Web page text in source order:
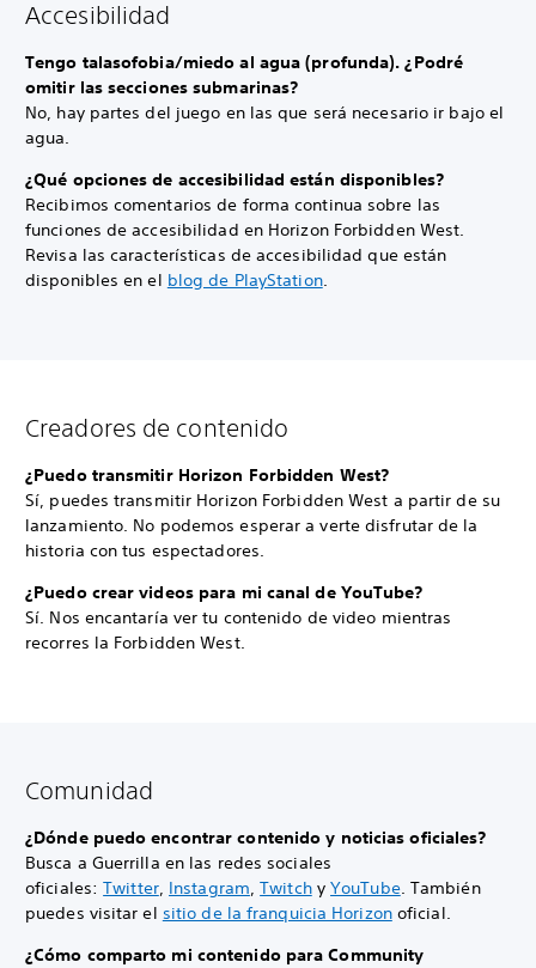
Accesibilidad
Tengo talasofobia/miedo al agua (profunda). ¿Podré
omitir las secciones submarinas?
No, hay partes del juego en las que será necesario ir bajo el
agua.
¿Qué opciones de accesibilidad están disponibles?
Recibimos comentarios de forma continua sobre las
funciones de accesibilidad en Horizon Forbidden West.
Revisa las características de accesibilidad que están
disponibles en el blog de PlayStation.
Creadores de contenido
¿Puedo transmitir Horizon Forbidden West?
Sí, puedes transmitir Horizon Forbidden West a partir de su
lanzamiento. No podemos esperar a verte disfrutar de la
historia con tus espectadores.
¿Puedo crear videos para mi canal de YouTube?
Sí. Nos encantaría ver tu contenido de video mientras
recorres la Forbidden West.
Comunidad
¿Dónde puedo encontrar contenido y noticias oficiales?
Busca a Guerrilla en las redes sociales
oficiales:Twitter, Instagram,TwitchyYouTube. También
puedes visitar el sitio de la franquicia Horizonoficial.
¿Cómo comparto mi contenido para Community